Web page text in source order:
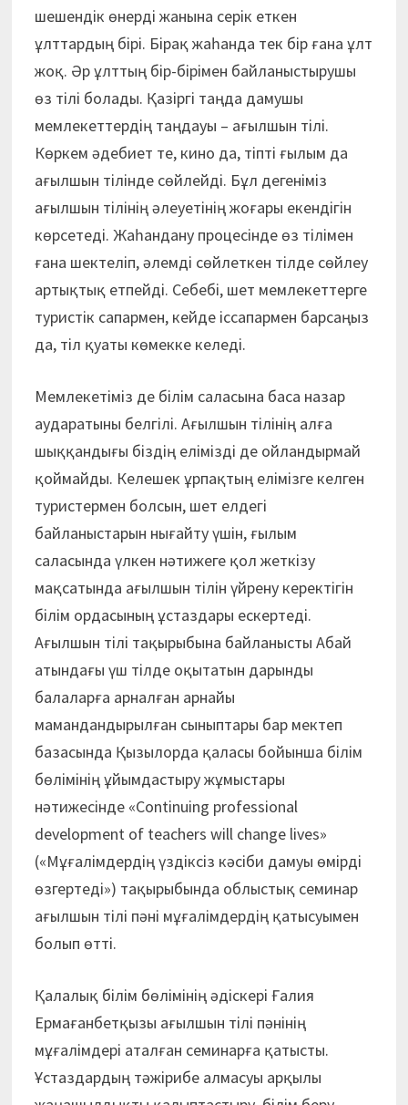
шешендік өнерді жанына серік еткен
ұлттардың бірі. Бірақ жаһанда тек бір ғана ұлт
жоқ. Әр ұлттың бір-бірімен байланыстырушы
өз тілі болады. Қазіргі таңда дамушы
мемлекеттердің таңдауы – ағылшын тілі.
Көркем әдебиет те, кино да, тіпті ғылым да
ағылшын тілінде сөйлейді. Бұл дегеніміз
ағылшын тілінің әлеуетінің жоғары екендігін
көрсетеді. Жаһандану процесінде өз тілімен
ғана шектеліп, әлемді сөйлеткен тілде сөйлеу
артықтық етпейді. Себебі, шет мемлекеттерге
туристік сапармен, кейде іссапармен барсаңыз
да, тіл қуаты көмекке келеді.
Мемлекетіміз де білім саласына баса назар
аударатыны белгілі. Ағылшын тілінің алға
шыққандығы біздің елімізді де ойландырмай
қоймайды. Келешек ұрпақтың елімізге келген
туристермен болсын, шет елдегі
байланыстарын нығайту үшін, ғылым
саласында үлкен нәтижеге қол жеткізу
мақсатында ағылшын тілін үйрену керектігін
білім ордасының ұстаздары ескертеді.
Ағылшын тілі тақырыбына байланысты Абай
атындағы үш тілде оқытатын дарынды
балаларға арналған арнайы
мамандандырылған сыныптары бар мектеп
базасында Қызылорда қаласы бойынша білім
бөлімінің ұйымдастыру жұмыстары
нәтижесінде «Continuing professional
development of teachers will change lives»
(«Мұғалімдердің үздіксіз кәсіби дамуы өмірді
өзгертеді») тақырыбында облыстық семинар
ағылшын тілі пәні мұғалімдердің қатысуымен
болып өтті.
Қалалық білім бөлімінің әдіскері Ғалия
Ермағанбетқызы ағылшын тілі пәнінің
мұғалімдері аталған семинарға қатысты.
Ұстаздардың тәжірибе алмасуы арқылы